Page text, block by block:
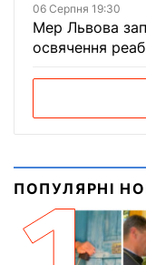
06 Серпня 19:30
Мер Львова
освячення
ПОПУЛЯРНІ